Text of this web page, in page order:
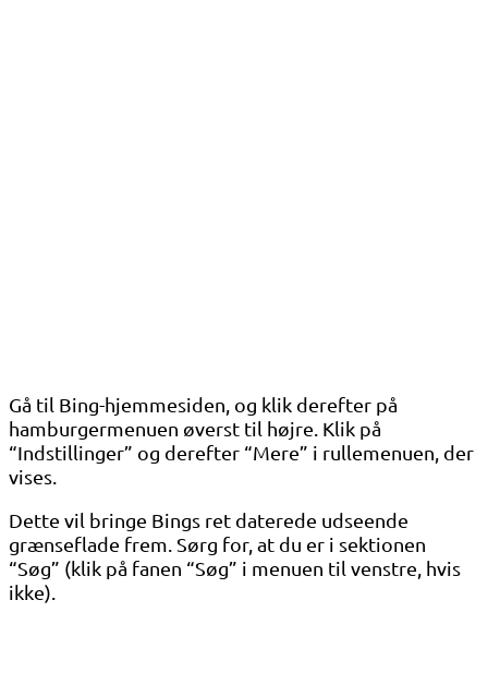
Gå til Bing-hjemmesiden, og klik derefter på
hamburgermenuen øverst til højre. Klik på
“Indstillinger” og derefter “Mere” i rullemenuen, der
vises.
Dette vil bringe Bings ret daterede udseende
grænseflade frem. Sørg for, at du er i sektionen
“Søg” (klik på fanen “Søg” i menuen til venstre, hvis
ikke).